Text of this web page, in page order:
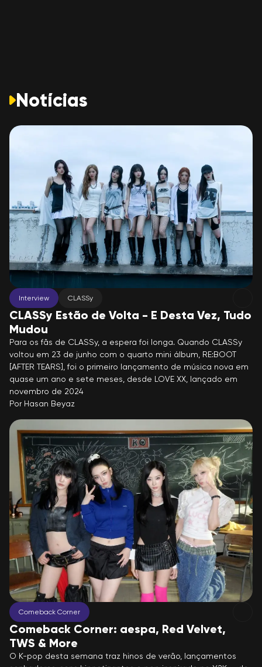
Notícias
Interview CLASSy
CLASSy Estão de Volta - E Desta Vez, Tudo
Mudou
Para os fãs de CLASSy, a espera foi longa. Quando CLASSy
voltou em 23 de junho com o quarto mini álbum, RE:BOOT
[AFTER TEARS], foi o primeiro lançamento de música nova em
quase um ano e sete meses, desde LOVE XX, lançado em
novembro de 2024
Por Hasan Beyaz
Comeback Corner
Comeback Corner: aespa, Red Velvet,
TWS & More
O K-pop desta semana traz hinos de verão, lançamentos